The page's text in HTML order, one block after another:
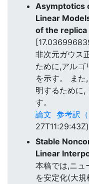
Asymptotics
Linear
of the
非次元ガウス
ために,アルゴ
を示す。 ま
明するために,
す。
論文 参考訳（
27T11:29:43Z)
Stable
Linear
本稿では,ニュ
を安定化(大